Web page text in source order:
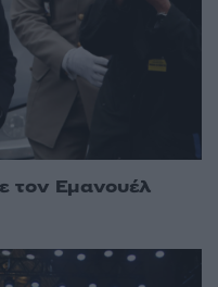
τον Εμανουέλ